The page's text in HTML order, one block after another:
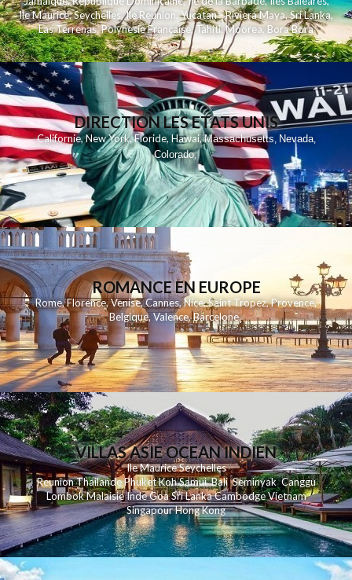
Ile Maurice,Seychelles,Ile Reunion,Yucatan - Riviera Maya,Sri Lanka,
Las Terrenas,Polynesie Française,Tahiti,Moorea, Bora Bora
DIRECTION LES ETATS UNIS
Californie,New York,Floride,Hawai,Massachusetts, Nevada,
Colorado,
ROMANCE EN EUROPE
Rome,Florence,Venise,Cannes,Nice,Saint Tropez,Provence,
Belgique,Valence,Barcelone,
VILLAS ASIE OCEAN INDIEN
Ile MauriceSeychelles
ReunionThailandePhuketKohSamui Bali SeminyakCanggu
LombokMalaisieIndeGoaSri LankaCambodgeVietnam
SingapourHong Kong